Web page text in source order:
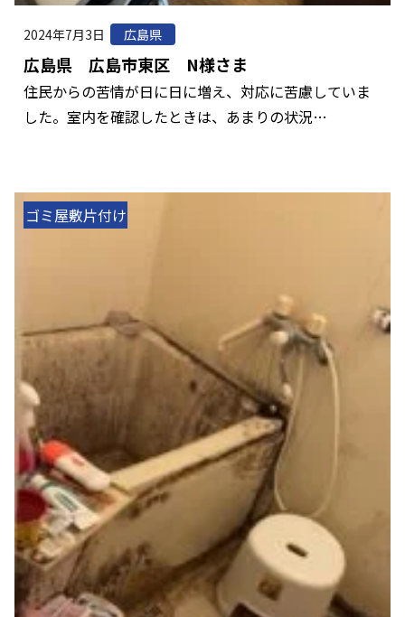
2024年7月3日 広島県
広島県 広島市東区 N様さま
住民からの苦情が日に日に増え、対応に苦慮していま
した。室内を確認したときは、あまりの状況…
ゴミ屋敷片付け